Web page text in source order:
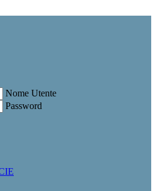
Nome Utente
Password